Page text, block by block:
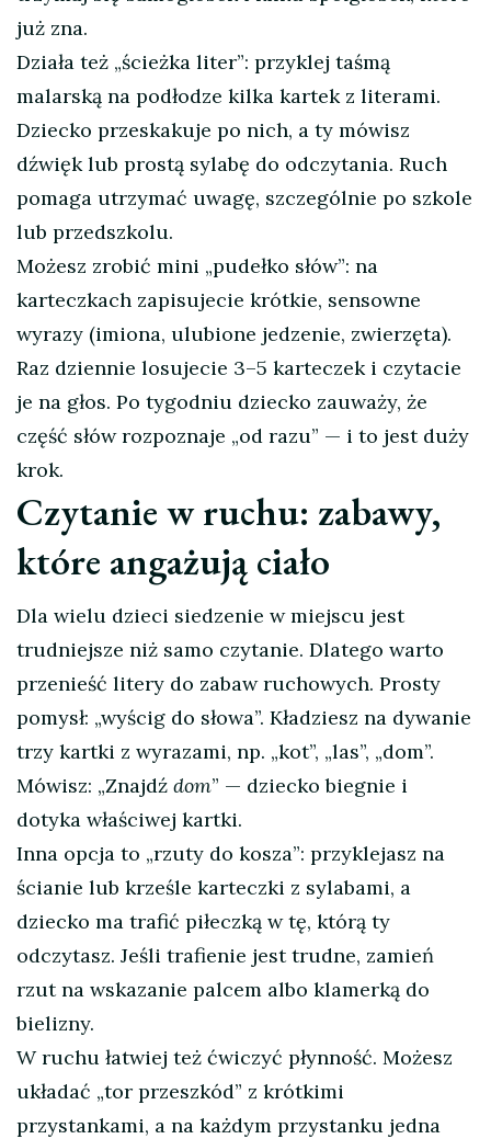
już zna.
Działa też „ścieżka liter”: przyklej taśmą
malarską na podłodze kilka kartek z literami.
Dziecko przeskakuje po nich, a ty mówisz
dźwięk lub prostą sylabę do odczytania. Ruch
pomaga utrzymać uwagę, szczególnie po szkole
lub przedszkolu.
Możesz zrobić mini „pudełko słów”: na
karteczkach zapisujecie krótkie, sensowne
wyrazy (imiona, ulubione jedzenie, zwierzęta).
Raz dziennie losujecie 3–5 karteczek i czytacie
je na głos. Po tygodniu dziecko zauważy, że
część słów rozpoznaje „od razu” — i to jest duży
krok.
Czytanie w ruchu: zabawy,
które angażują ciało
Dla wielu dzieci siedzenie w miejscu jest
trudniejsze niż samo czytanie. Dlatego warto
przenieść litery do zabaw ruchowych. Prosty
pomysł: „wyścig do słowa”. Kładziesz na dywanie
trzy kartki z wyrazami, np. „kot”, „las”, „dom”.
Mówisz: „Znajdź dom” — dziecko biegnie i
dotyka właściwej kartki.
Inna opcja to „rzuty do kosza”: przyklejasz na
ścianie lub krześle karteczki z sylabami, a
dziecko ma trafić piłeczką w tę, którą ty
odczytasz. Jeśli trafienie jest trudne, zamień
rzut na wskazanie palcem albo klamerką do
bielizny.
W ruchu łatwiej też ćwiczyć płynność. Możesz
układać „tor przeszkód” z krótkimi
przystankami, a na każdym przystanku jedna